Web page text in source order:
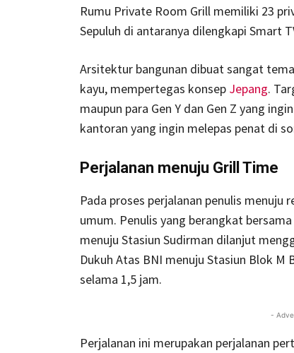
Rumu Private Room Grill memiliki 23
Sepuluh di antaranya dilengkapi Smart
Arsitektur bangunan dibuat sangat
kayu, mempertegas konsep Jepang.
maupun para Gen Y dan Gen Z yang
kantoran yang ingin melepas penat di
Perjalanan menuju Grill Time
Pada proses perjalanan penulis
umum. Penulis yang berangkat
menuju Stasiun Sudirman dilanjut
Dukuh Atas BNI menuju Stasiun Blok M
selama 1,5 jam.
-
Perjalanan ini merupakan perjalanan